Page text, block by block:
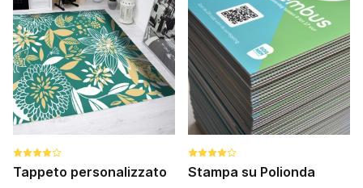
Tappeto personalizzato Stampa su Polionda